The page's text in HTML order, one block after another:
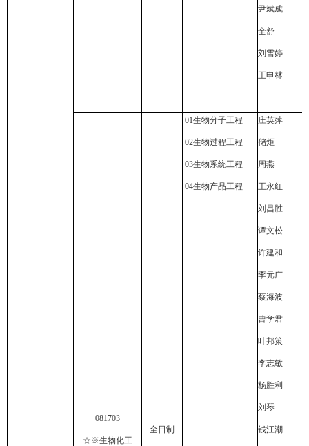
尹斌成
全舒
刘雪婷
王申林
081703
☆※生物化工
全日制
01生物分子工程
02生物过程工程
03生物系统工程
04生物产品工程
庄英萍
储炬
周燕
王永红
刘昌胜
谭文松
许建和
李元广
蔡海波
曹学君
叶邦策
李志敏
杨胜利
刘琴
钱江潮